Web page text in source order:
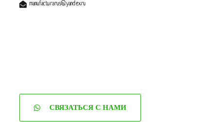
manufacturarus@yandex.ru
СВЯЗАТЬСЯ С НАМИ